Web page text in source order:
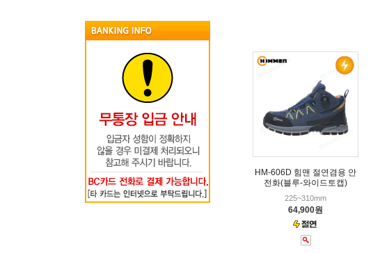
HM-606D 힘맨 절연겸용 안
전화(블루-와이드토캡)
225~310mm
64,900원